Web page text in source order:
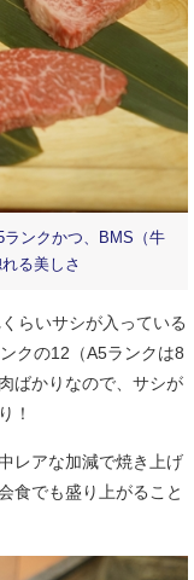
ンクかつ、BMS（牛
る美しさ
らいサシが入っている
クの12（A5ランクは8
ばかりなので、サシが
！
レアな加減で焼き上げ
食でも盛り上がること